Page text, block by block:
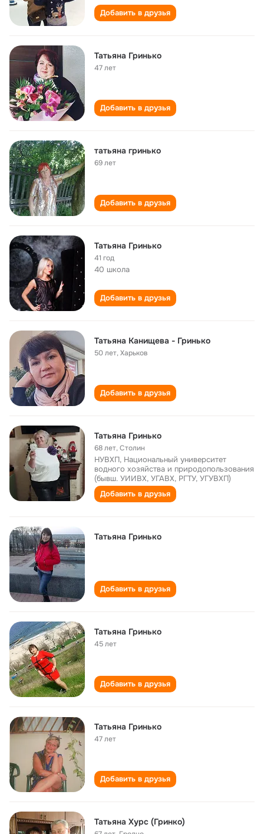
Добавить в друзья
Татьяна Гринько
47 лет
Добавить в друзья
татьяна гринько
69 лет
Добавить в друзья
Татьяна Гринько
41 год
40 школа
Добавить в друзья
Татьяна Канищева - Гринько
50 лет,Харьков
Добавить в друзья
Татьяна Гринько
68 лет,Столин
НУВХП, Национальный университет
водного хозяйства и природопользования
(бывш. УИИВХ, УГАВХ, РГТУ, УГУВХП)
Добавить в друзья
Татьяна Гринько
Добавить в друзья
Татьяна Гринько
45 лет
Добавить в друзья
Татьяна Гринько
47 лет
Добавить в друзья
Татьяна Хурс (Гринко)